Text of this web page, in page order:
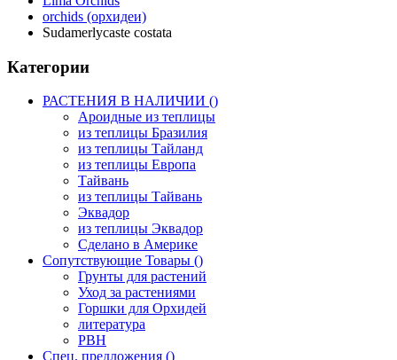
orchids (орхидеи)
Sudamerlycaste costata
Категории
РАСТЕНИЯ В НАЛИЧИИ ()
Ароидные из теплицы
из теплицы Бразилия
из теплицы Тайланд
из теплицы Европа
Тайвань
из теплицы Тайвань
Эквадор
из теплицы Эквадор
Сделано в Америке
Сопутствующие Товары ()
Грунты для растений
Уход за растениями
Горшки для Орхидей
литература
РВН
Спец. предложения ()